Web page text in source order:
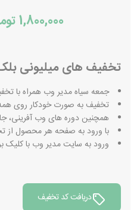
1,800,000 تومان
تخفیف های میلیونی
جمعه سیاه مدیر وب همراه با
تخفیف به صورت خودکار روی
همچنین دوره های وب آفرینی،
با ورود به صفحه هر محصول از
ورود به سایت مدیر وب با کلیک
دریافت کد تخفیف